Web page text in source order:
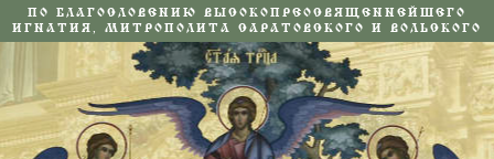
ПО БЛАГОСЛОВЕНИЮ ВЫСОКОПРЕОСВЯЩЕННЕЙШЕГО
ИГНАТИЯ, МИТРОПОЛИТА САРАТОВСКОГО И ВОЛЬСКОГО